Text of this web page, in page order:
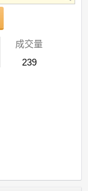
成交量
239